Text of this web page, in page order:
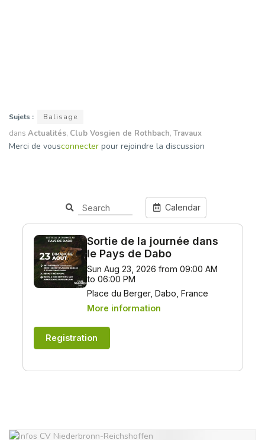
Sujets : Balisage
dans Actualités, Club Vosgien de Rothbach, Travaux
Merci de vousconnecter pour rejoindre la discussion